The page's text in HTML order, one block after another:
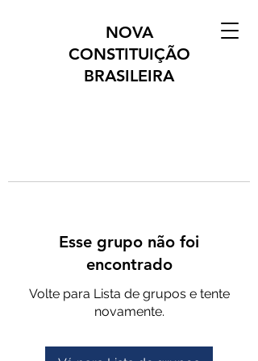
NOVA
CONSTITUIÇÃO
BRASILEIRA
Esse grupo não foi
encontrado
Volte para Lista de grupos e tente
novamente.